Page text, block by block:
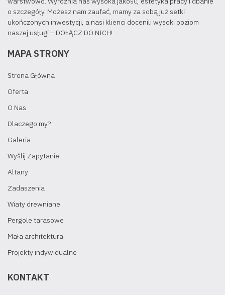
o szczegóły. Możesz nam zaufać, mamy za sobą już setki
ukończonych inwestycji, a nasi klienci docenili wysoki poziom
naszej usługi – DOŁĄCZ DO NICH!
MAPA STRONY
Strona Główna
Oferta
O Nas
Dlaczego my?
Galeria
Wyślij Zapytanie
Altany
Zadaszenia
Wiaty drewniane
Pergole tarasowe
Mała architektura
Projekty indywidualne
KONTAKT